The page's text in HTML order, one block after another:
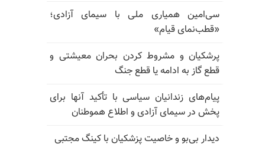
سی‌امین همیاری ملی با سیمای آزادی؛
«قطب‌نمای قیام»
پرشکیان و مشروط کردن بحران معیشتی و
قطع گاز به ادامه یا قطع جنگ
پیام‌های زندانیان سیاسی با تأکید آنها برای
پخش در سیمای آزادی و اطلاع هموطنان
دیدار بی‌بو و خاصیت پزشکیان با کینگ مجتبی